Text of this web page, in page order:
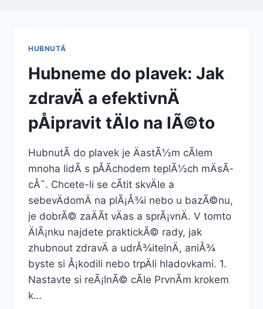
HUBNUTÃ­
Hubneme do plavek: Jak
zdravÄ a efektivnÄ
pÅipravit tÄlo na lÃ©to
HubnutÃ­ do plavek je ÄastÃ½m cÃ­lem
mnoha lidÃ­ s pÅÃ­chodem teplÃ½ch mÄsÃ­
cÅ¯. Chcete-li se cÃ­tit skvÄle a
sebevÄdomÄ na plÃ¡Å¾i nebo u bazÃ©nu,
je dobrÃ© zaÄÃ­t vÄas a sprÃ¡vnÄ. V tomto
ÄlÃ¡nku najdete praktickÃ© rady, jak
zhubnout zdravÄ a udrÅ¾itelnÄ, aniÅ¾
byste si Å¡kodili nebo trpÄli hladovkami. 1.
Nastavte si reÃ¡lnÃ© cÃ­le PrvnÃ­m krokem
k…